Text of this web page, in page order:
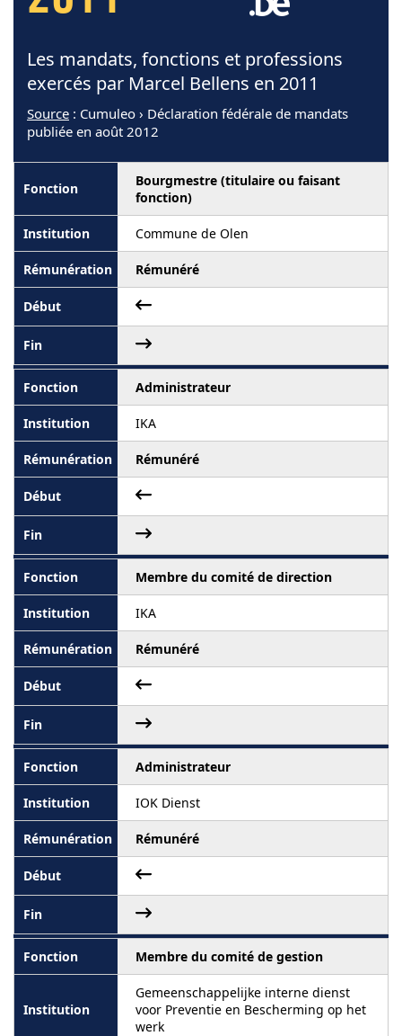
Les mandats, fonctions et professions
exercés par Marcel Bellens en 2011
Source : Cumuleo › Déclaration fédérale de mandats
publiée en août 2012
Bourgmestre (titulaire ou faisant
fonction)
Commune de Olen
Rémunéré
Administrateur
IKA
Rémunéré
Membre du comité de direction
IKA
Rémunéré
Administrateur
IOK Dienst
Rémunéré
Membre du comité de gestion
Gemeenschappelijke interne dienst
voor Preventie en Bescherming op het
werk